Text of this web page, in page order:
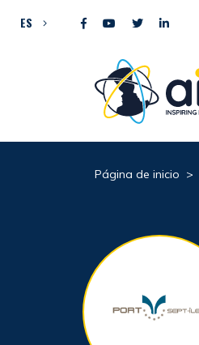
ES
Página de inicio >